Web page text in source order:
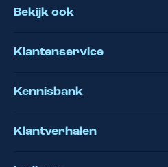
Bekijk ook
Klantenservice
Kennisbank
Klantverhalen